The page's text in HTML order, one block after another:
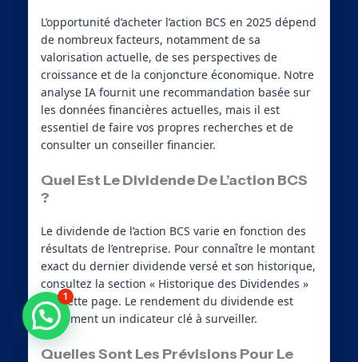
L’opportunité d’acheter l’action BCS en 2025 dépend
de nombreux facteurs, notamment de sa
valorisation actuelle, de ses perspectives de
croissance et de la conjoncture économique. Notre
analyse IA fournit une recommandation basée sur
les données financières actuelles, mais il est
essentiel de faire vos propres recherches et de
consulter un conseiller financier.
Quel Est Le Dividende De L’action BCS
?
Le dividende de l’action BCS varie en fonction des
résultats de l’entreprise. Pour connaître le montant
exact du dernier dividende versé et son historique,
consultez la section « Historique des Dividendes »
sur cette page. Le rendement du dividende est
également un indicateur clé à surveiller.
Quelles Sont Les Prévisions Pour Le
Besoin d'aide ?
1